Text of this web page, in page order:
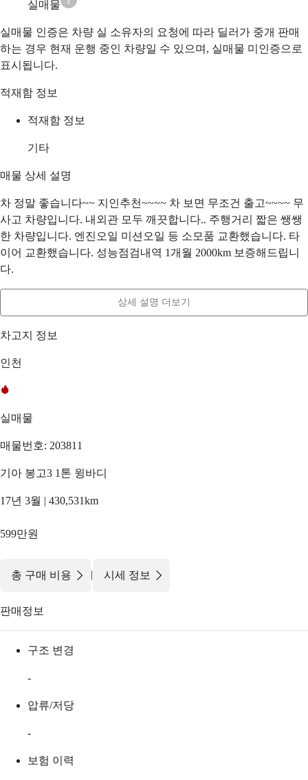
실매물
실매물 인증은 차량 실 소유자의 요청에 따라 딜러가 중개 판매
하는 경우 현재 운행 중인 차량일 수 있으며, 실매물 미인증으로
표시됩니다.
적재함 정보
적재함 정보
기타
매물 상세 설명
차 정말 좋습니다~~ 지인추천~~~~ 차 보면 무조건 출고~~~~ 무
사고 차량입니다. 내외관 모두 깨끗합니다.. 주행거리 짧은 쌩쌩
한 차량입니다. 엔진오일 미션오일 등 소모품 교환했습니다. 타
이어 교환했습니다. 성능점검내역 1개월 2000km 보증해드립니
다.
상세 설명 더보기
차고지 정보
인천
실매물
매물번호: 203811
기아 봉고3 1톤 윙바디
17년 3월 | 430,531km
599만원
총 구매 비용 | 시세 정보
판매정보
구조 변경
-
압류/저당
-
보험 이력